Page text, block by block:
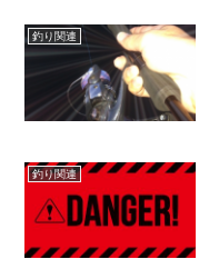
釣り関連
釣り関連